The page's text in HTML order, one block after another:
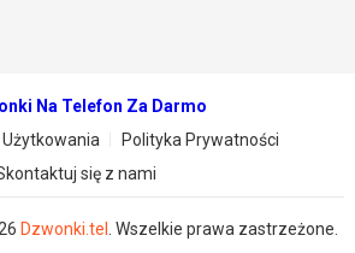
Na Telefon Za Darmo
Polityka Prywatności
się z nami
Dzwonki.tel . Wszelkie prawa zastrzeżone.